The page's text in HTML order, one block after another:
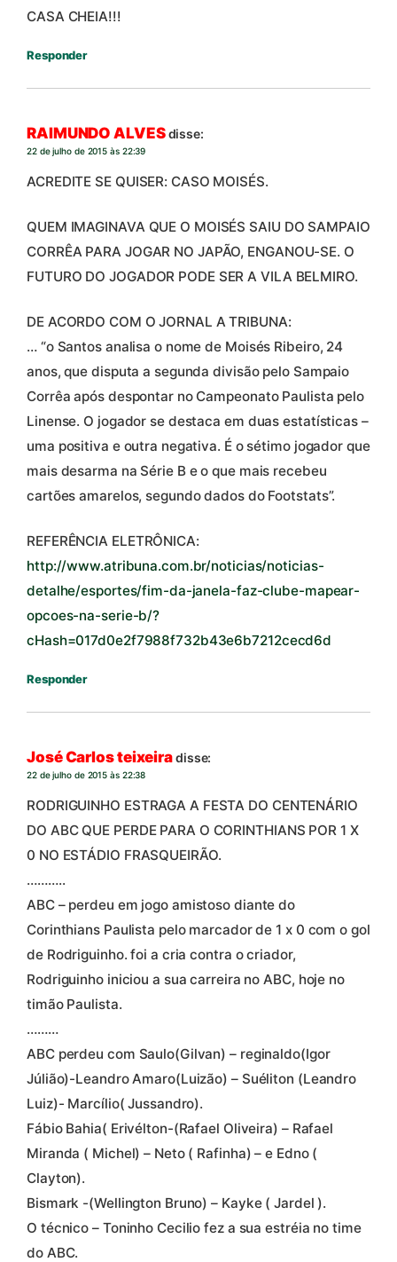
CASA CHEIA!!!
Responder
RAIMUNDO ALVESdisse:
22 de julho de 2015 às 22:39
ACREDITE SE QUISER: CASO MOISÉS.
QUEM IMAGINAVA QUE O MOISÉS SAIU DO SAMPAIO
CORRÊA PARA JOGAR NO JAPÃO, ENGANOU-SE. O
FUTURO DO JOGADOR PODE SER A VILA BELMIRO.
DE ACORDO COM O JORNAL A TRIBUNA:
… “o Santos analisa o nome de Moisés Ribeiro, 24
anos, que disputa a segunda divisão pelo Sampaio
Corrêa após despontar no Campeonato Paulista pelo
Linense. O jogador se destaca em duas estatísticas –
uma positiva e outra negativa. É o sétimo jogador que
mais desarma na Série B e o que mais recebeu
cartões amarelos, segundo dados do Footstats”.
REFERÊNCIA ELETRÔNICA:
http://www.atribuna.com.br/noticias/noticias-
detalhe/esportes/fim-da-janela-faz-clube-mapear-
opcoes-na-serie-b/?
cHash=017d0e2f7988f732b43e6b7212cecd6d
Responder
José Carlos teixeiradisse:
22 de julho de 2015 às 22:38
RODRIGUINHO ESTRAGA A FESTA DO CENTENÁRIO
DO ABC QUE PERDE PARA O CORINTHIANS POR 1 X
0 NO ESTÁDIO FRASQUEIRÃO.
………..
ABC – perdeu em jogo amistoso diante do
Corinthians Paulista pelo marcador de 1 x 0 com o gol
de Rodriguinho. foi a cria contra o criador,
Rodriguinho iniciou a sua carreira no ABC, hoje no
timão Paulista.
………
ABC perdeu com Saulo(Gilvan) – reginaldo(Igor
Júlião)-Leandro Amaro(Luizão) – Suéliton (Leandro
Luiz)- Marcílio( Jussandro).
Fábio Bahia( Erivélton-(Rafael Oliveira) – Rafael
Miranda ( Michel) – Neto ( Rafinha) – e Edno (
Clayton).
Bismark -(Wellington Bruno) – Kayke ( Jardel ).
O técnico – Toninho Cecilio fez a sua estréia no time
do ABC.